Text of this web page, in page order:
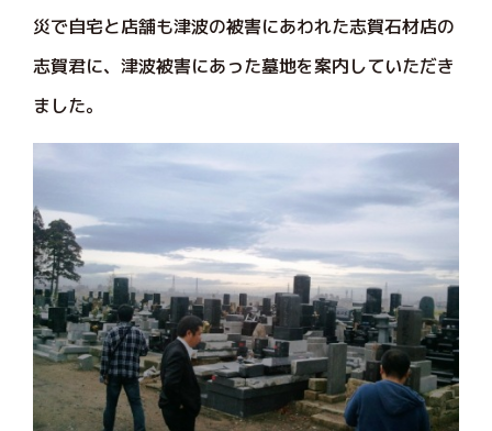
災で自宅と店舗も津波の被害にあわれた志賀石材店の
志賀君に、津波被害にあった墓地を案内していただき
ました。